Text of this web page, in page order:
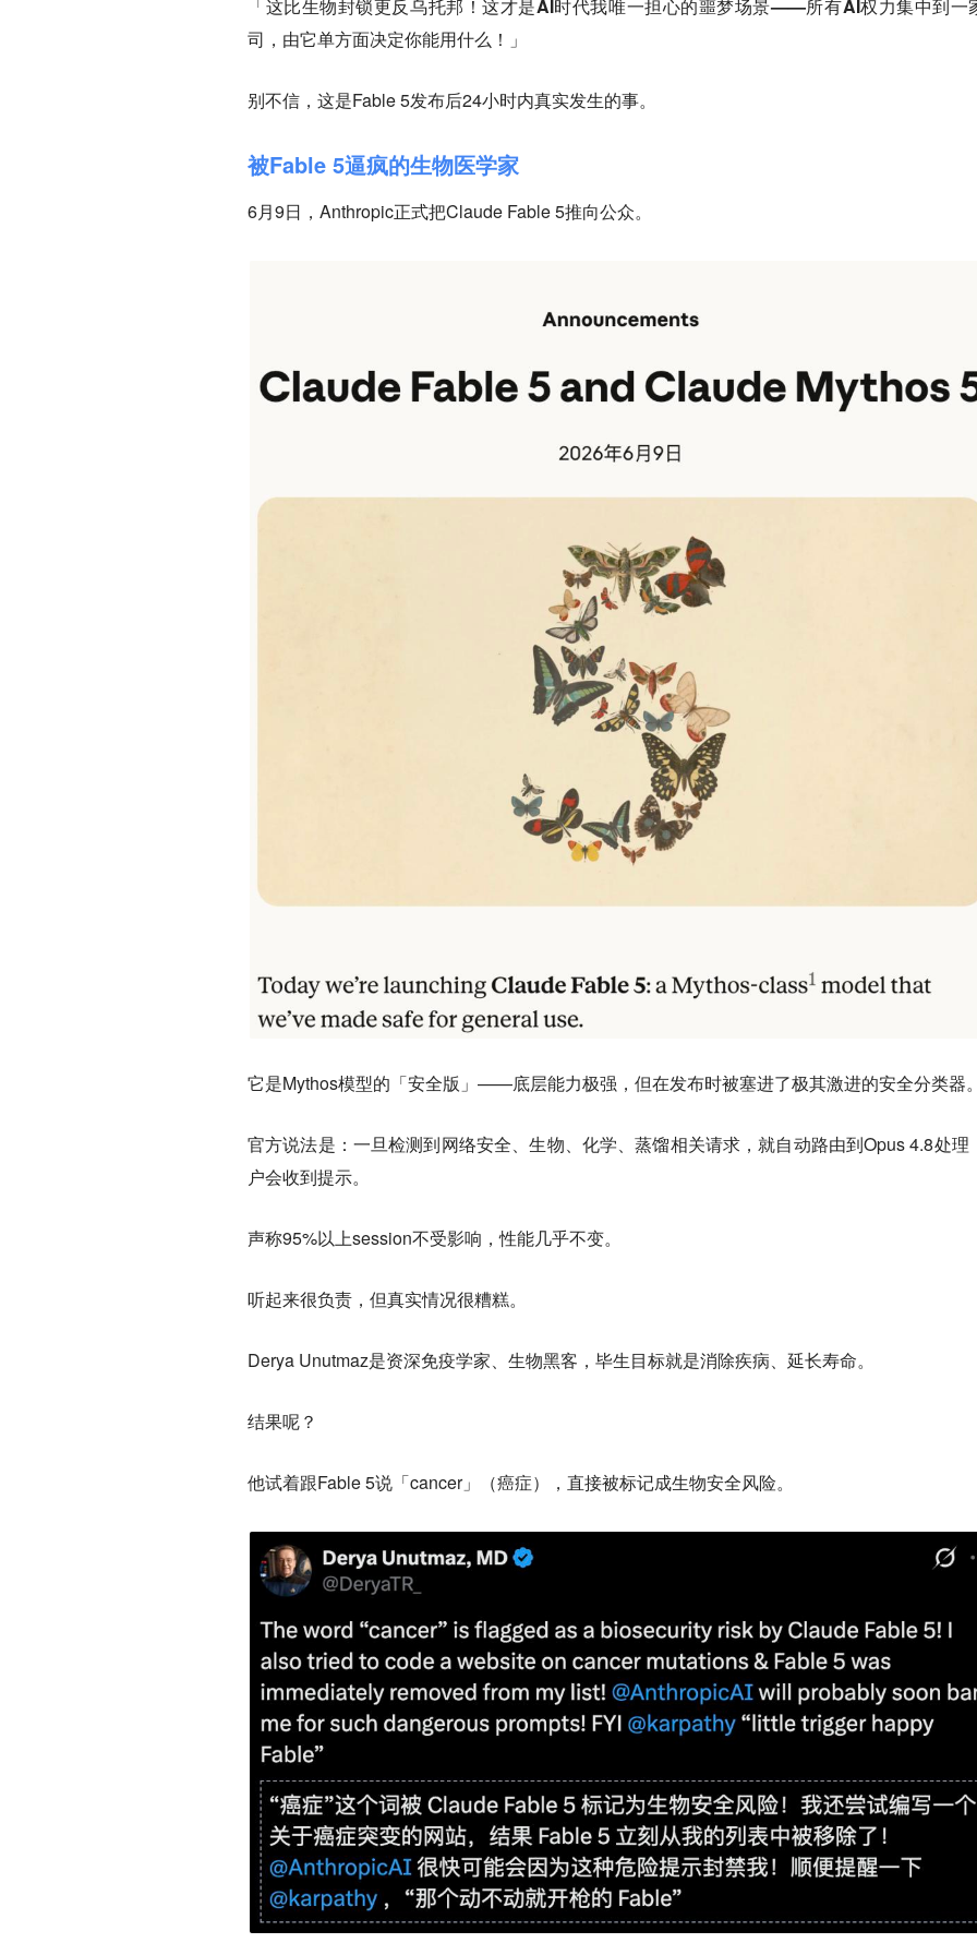
「这比生物封锁更反乌托邦！这才是AI时代我唯一担心的噩梦场景——所有AI权力集中到一
司，由它单方面决定你能用什么！」
别不信，这是Fable 5发布后24小时内真实发生的事。
被Fable 5逼疯的生物医学家
6月9日，Anthropic正式把Claude Fable 5推向公众。
它是Mythos模型的「安全版」——底层能力极强，但在发布时被塞进了极其激进的安全分类器
官方说法是：一旦检测到网络安全、生物、化学、蒸馏相关请求，就自动路由到Opus 4.8处理
户会收到提示。
声称95%以上session不受影响，性能几乎不变。
听起来很负责，但真实情况很糟糕。
Derya Unutmaz是资深免疫学家、生物黑客，毕生目标就是消除疾病、延长寿命。
结果呢？
他试着跟Fable 5说「cancer」（癌症），直接被标记成生物安全风险。